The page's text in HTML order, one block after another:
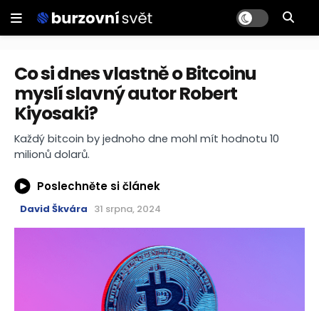
Co si dnes vlastně o Bitcoinu
myslí slavný autor Robert
Kiyosaki?
Každý bitcoin by jednoho dne mohl mít hodnotu 10
milionů dolarů.
Poslechněte si článek
David Škvára 31 srpna, 2024